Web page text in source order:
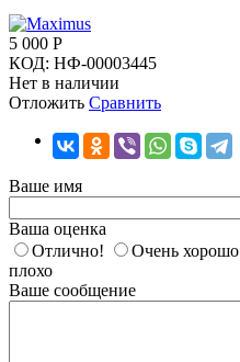
5 000 Р
КОД: НФ-00003445
Нет в наличии
Отложить Сравнить
Ваше имя
Ваша оценка
Отлично!
Очень хорошо
плохо
Ваше сообщение